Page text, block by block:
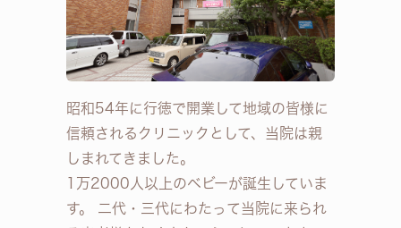
昭和54年に行徳で開業して地域の皆様に
信頼されるクリニックとして、当院は親
しまれてきました。
1万2000人以上のベビーが誕生していま
す。 二代・三代にわたって当院に来られ